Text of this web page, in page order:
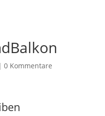
0 Kommentare